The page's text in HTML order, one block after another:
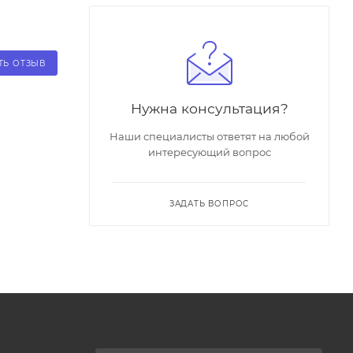
ОТЗЫВ
Нужна консультация?
Наши специалисты ответят на любой
интересующий вопрос
ЗАДАТЬ ВОПРОС